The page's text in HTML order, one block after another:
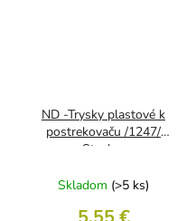
ND -Trysky plastové k
postrekovaču /1247/
Stocker
Skladom (>5 ks)